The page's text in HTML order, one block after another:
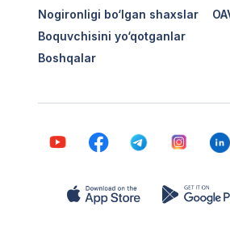
Nogironligi bo‘lgan shaxslar
Boquvchisini yo‘qotganlar
Boshqalar